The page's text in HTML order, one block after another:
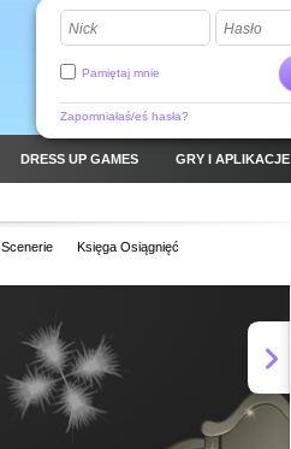
Nick Hasło
Pamiętaj mnie
Zapomniałaś/eś hasła?
DRESS UP GAMES GRY I APLIKACJE
Scenerie Księga Osiągnięć